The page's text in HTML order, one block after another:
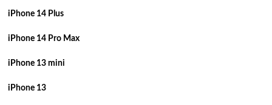
iPhone 14 Plus
iPhone 14 Pro Max
iPhone 13 mini
iPhone 13